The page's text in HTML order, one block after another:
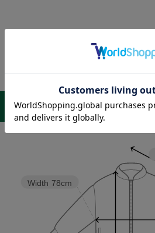
サイズ表 /
商品詳細
Width 78cm